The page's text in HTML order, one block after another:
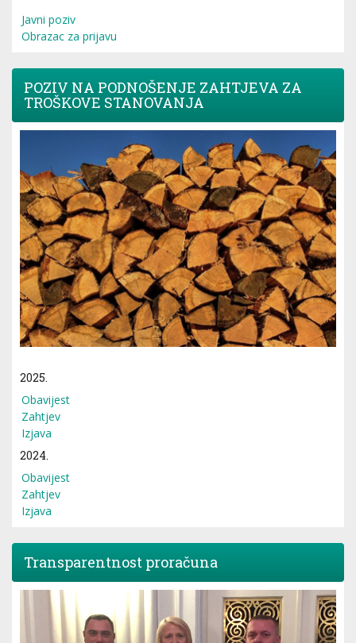
Javni poziv
Obrazac za prijavu
POZIV NA PODNOŠENJE ZAHTJEVA ZA
TROŠKOVE STANOVANJA
2025.
Obavijest
Zahtjev
Izjava
2024.
Obavijest
Zahtjev
Izjava
Transparentnost proračuna